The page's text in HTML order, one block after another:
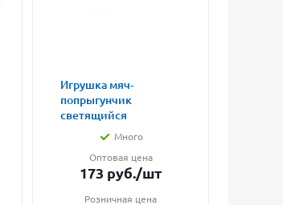
Игрушка мяч-
попрыгунчик
светящийся
Много
Оптовая цена
173 руб./шт
Розничная цена